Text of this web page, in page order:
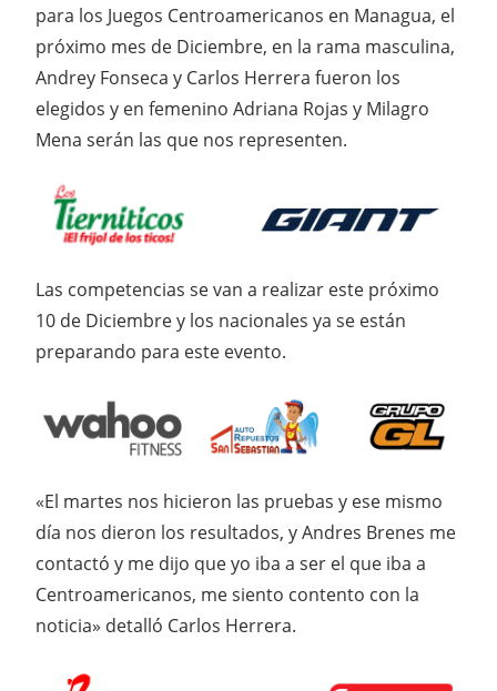
para los Juegos Centroamericanos en Managua, el
próximo mes de Diciembre, en la rama masculina,
Andrey Fonseca y Carlos Herrera fueron los
elegidos y en femenino Adriana Rojas y Milagro
Mena serán las que nos representen.
Las competencias se van a realizar este próximo
10 de Diciembre y los nacionales ya se están
preparando para este evento.
«El martes nos hicieron las pruebas y ese mismo
día nos dieron los resultados, y Andres Brenes me
contactó y me dijo que yo iba a ser el que iba a
Centroamericanos, me siento contento con la
noticia» detalló Carlos Herrera.